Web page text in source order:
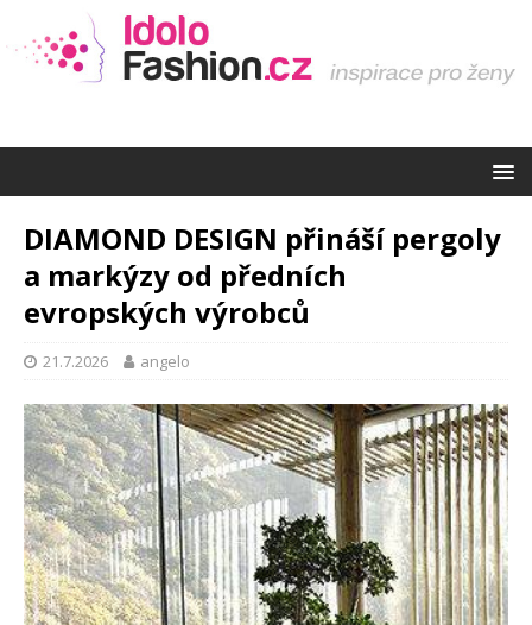
DIAMOND DESIGN přináší pergoly
a markýzy od předních
evropských výrobců
21.7.2026 angelo